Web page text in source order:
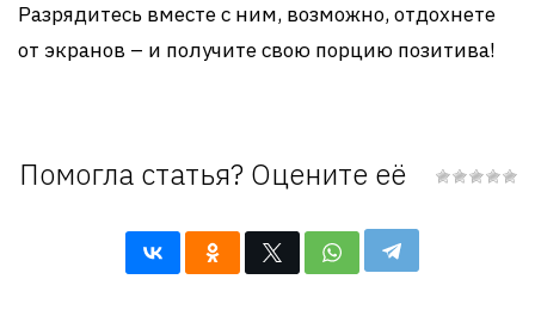
Разрядитесь вместе с ним, возможно, отдохнете
от экранов – и получите свою порцию позитива!
Помогла статья? Оцените её